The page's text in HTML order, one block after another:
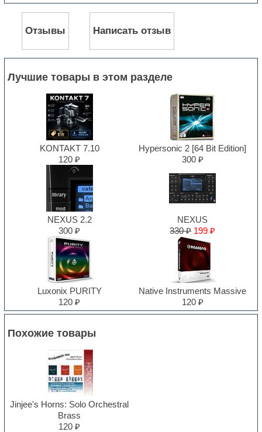
Отзывы Написать отзыв
Лучшие товары в этом разделе
KONTAKT 7.10
120 ₽
Hypersonic 2 [64 Bit Edition]
300 ₽
NEXUS 2.2
300 ₽
NEXUS
330 ₽ 199 ₽
Luxonix PURITY
120 ₽
Native Instruments Massive
120 ₽
Похожие товары
Jinjee's Horns: Solo Orchestral
Brass
120 ₽